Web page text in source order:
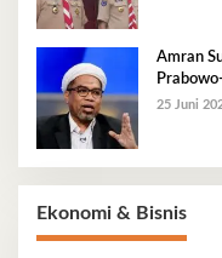
Amran
25 Juni
Ekonomi & Bisnis